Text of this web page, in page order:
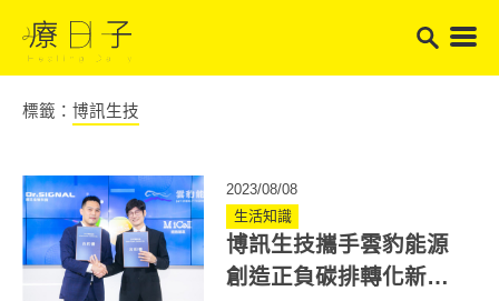
標籤： 博訊生技
2023/08/08
生活知識
博訊生技攜手雲豹能源
創造正負碳排轉化新商